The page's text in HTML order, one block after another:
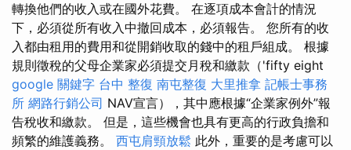
轉換他們的收入或在國外花費。 在逐項成本會計的情況
下，必須從所有收入中撤回成本，必須報告。 您所有的收
入都由租用的費用和從開銷收取的錢中的租戶組成。 根據
規則徵稅的父母企業家必須提交月稅和繳款（'fifty eight
google 關鍵字 台中 整復 南屯整復 大里推拿 記帳士事務
所 網路行銷公司 NAV宣言），其中應根據“企業家例外”報
告稅收和繳款。 但是，這些機會也具有更高的行政負擔和
頻繁的維護義務。 西屯肩頸放鬆 此外，重要的是考慮可以